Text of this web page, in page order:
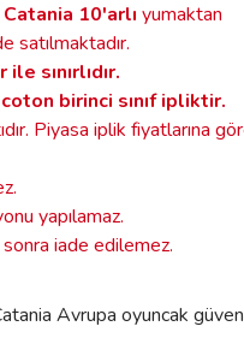
10'arlı yumaktan
satılmaktadır.
sınırlıdır.
birinci sınıf ipliktir.
Piyasa iplik fiyatlarına
yapılamaz.
sonra iade edilemez.
Avrupa oyuncak